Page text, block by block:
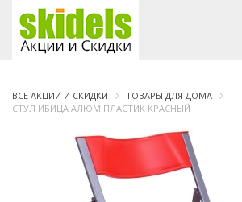
ВСЕ АКЦИИ И СКИДКИ
ТОВАРЫ ДЛЯ ДОМА
СТУЛ ИБИЦА АЛЮМ ПЛАСТИК КРАСНЫЙ